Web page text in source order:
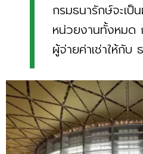
กรมธนารักษ์จะเ
หน่วยงานทั้งหมด
ผู้จ่ายค่าเช่าให้กับ